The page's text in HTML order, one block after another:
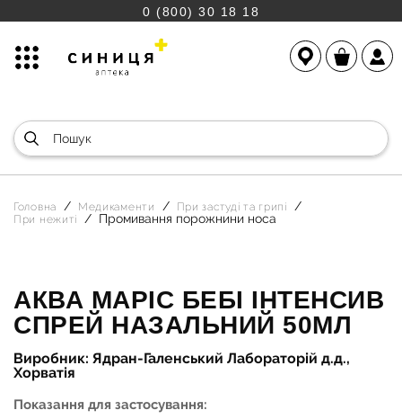
0 (800) 30 18 18
Головна Медикаменти
При застуді та грипі
При нежиті
Промивання порожнини носа
АКВА МАРІС БЕБІ ІНТЕНСИВ
СПРЕЙ НАЗАЛЬНИЙ 50МЛ
Виробник: Ядран-Галенський Лабораторій д.д.,
Хорватія
Показання для застосування: